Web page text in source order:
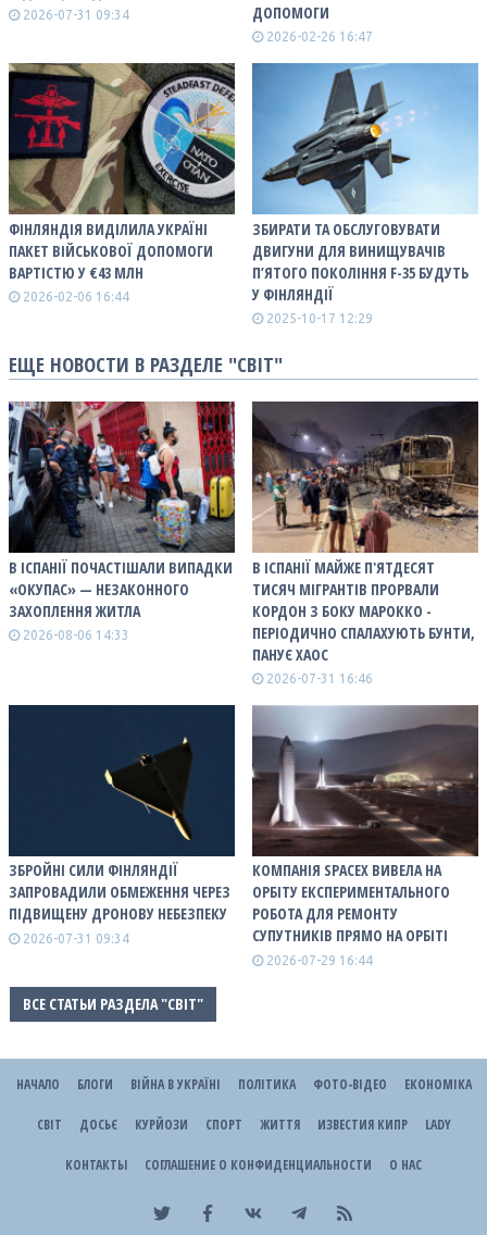
2026-07-31 09:34
ДОПОМОГИ
2026-02-26 16:47
ФІНЛЯНДІЯ ВИДІЛИЛА УКРАЇНІ
ПАКЕТ ВІЙСЬКОВОЇ ДОПОМОГИ
ВАРТІСТЮ У €43 МЛН
2026-02-06 16:44
ЗБИРАТИ ТА ОБСЛУГОВУВАТИ
ДВИГУНИ ДЛЯ ВИНИЩУВАЧІВ
П’ЯТОГО ПОКОЛІННЯ F-35 БУДУТЬ
У ФІНЛЯНДІЇ
2025-10-17 12:29
ЕЩЕ НОВОСТИ В РАЗДЕЛЕ "СВІТ"
В ІСПАНІЇ ПОЧАСТІШАЛИ ВИПАДКИ
«ОКУПАС» — НЕЗАКОННОГО
ЗАХОПЛЕННЯ ЖИТЛА
2026-08-06 14:33
В ІСПАНІЇ МАЙЖЕ П'ЯТДЕСЯТ
ТИСЯЧ МІГРАНТІВ ПРОРВАЛИ
КОРДОН З БОКУ МАРОККО -
ПЕРІОДИЧНО СПАЛАХУЮТЬ БУНТИ,
ПАНУЄ ХАОС
2026-07-31 16:46
ЗБРОЙНІ СИЛИ ФІНЛЯНДІЇ
ЗАПРОВАДИЛИ ОБМЕЖЕННЯ ЧЕРЕЗ
ПІДВИЩЕНУ ДРОНОВУ НЕБЕЗПЕКУ
2026-07-31 09:34
КОМПАНІЯ SPACEX ВИВЕЛА НА
ОРБІТУ ЕКСПЕРИМЕНТАЛЬНОГО
РОБОТА ДЛЯ РЕМОНТУ
СУПУТНИКІВ ПРЯМО НА ОРБІТІ
2026-07-29 16:44
ВСЕ СТАТЬИ РАЗДЕЛА "СВІТ"
НАЧАЛО БЛОГИ ВІЙНА В УКРАЇНІ ПОЛІТИКА ФОТО-ВІДЕО ЕКОНОМІКА
СВІТ ДОСЬЄ КУРЙОЗИ СПОРТ ЖИТТЯ ИЗВЕСТИЯ КИПР LADY
КОНТАКТЫ СОГЛАШЕНИЕ О КОНФИДЕНЦИАЛЬНОСТИ О НАС